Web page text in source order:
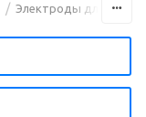
/ Электроды для сварки